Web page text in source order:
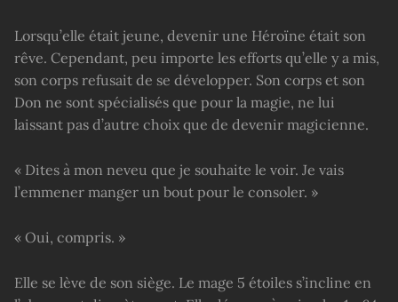
Lorsqu’elle était jeune, devenir une Héroïne était son
rêve. Cependant, peu importe les efforts qu’elle y a mis,
son corps refusait de se développer. Son corps et son
Don ne sont spécialisés que pour la magie, ne lui
laissant pas d’autre choix que de devenir magicienne.
« Dites à mon neveu que je souhaite le voir. Je vais
l’emmener manger un bout pour le consoler. »
« Oui, compris. »
Elle se lève de son siège. Le mage 5 étoiles s’incline en